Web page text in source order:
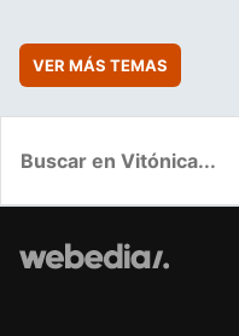
VER MÁS TEMAS